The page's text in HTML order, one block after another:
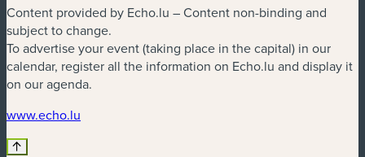
Content provided by Echo.lu – Content non-binding and
subject to change.
To advertise your event (taking place in the capital) in our
calendar, register all the information on Echo.lu and display it
on our agenda.
www.echo.lu